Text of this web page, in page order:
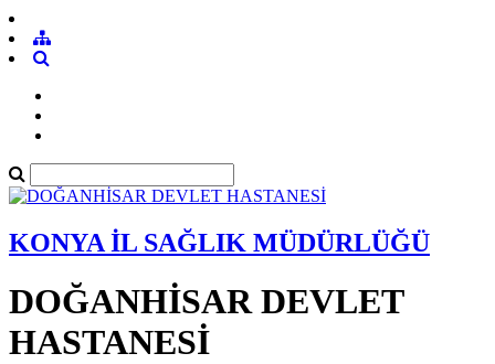
KONYA İL SAĞLIK MÜDÜRLÜĞÜ
DOĞANHİSAR DEVLET
HASTANESİ